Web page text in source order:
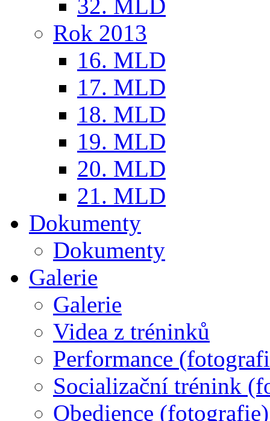
32. MLD
Rok 2013
16. MLD
17. MLD
18. MLD
19. MLD
20. MLD
21. MLD
Dokumenty
Dokumenty
Galerie
Galerie
Videa z tréninků
Performance
Socializační trénink
Obedience (fotografie)